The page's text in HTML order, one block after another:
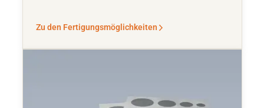
Zu den Fertigungsmöglichkeiten